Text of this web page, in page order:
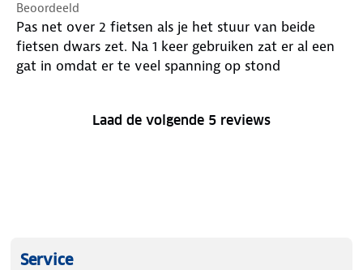
Beoordeeld
Pas net over 2 fietsen als je het stuur van beide
fietsen dwars zet. Na 1 keer gebruiken zat er al een
gat in omdat er te veel spanning op stond
Laad de volgende 5 reviews
Service